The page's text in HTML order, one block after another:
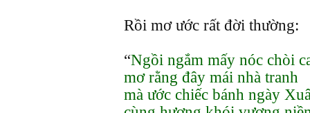
Rồi mơ ước rất đời thường:
“Ngồi ngắm mấy nóc chòi
mơ rằng đây mái nhà tranh
mà ước chiếc bánh ngày